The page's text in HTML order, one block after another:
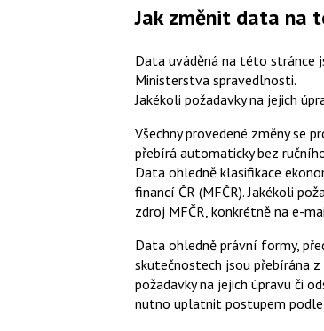
Jak změnit data na
Data uváděná na této stránce
Ministerstva spravedlnosti.
Jakékoli požadavky na jejich
Všechny provedené změny se
přebírá automaticky bez
Data ohledně klasifikace
financí ČR (MFČR). Jakékoli
zdroj MFČR, konkrétně na e-
Data ohledně právní formy,
skutečnostech jsou přebírána
požadavky na jejich úpravu či
nutno uplatnit postupem podle